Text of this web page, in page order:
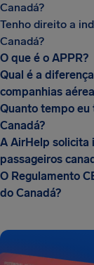
Canadá?
Tenho direito a
Canadá?
O que é o APPR?
Qual é a
companhias
Quanto tempo eu
Canadá?
A AirHelp solicita
passageiros
O Regulamento
do Canadá?